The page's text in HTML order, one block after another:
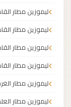
ليموزين مطار
ليموزين مطار
ليموزين مطار
ليموزين مطار
ليموزين مطار
ليموزين مطار